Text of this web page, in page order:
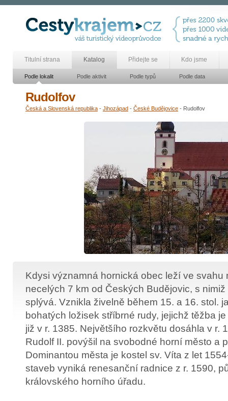
Titulní strana Katalog Přidejte se Kdo jsme
Podle lokalit Podle aktivit Podle typů Podle data
Rudolfov
Česká a Slovenská republika - Jihozápad - České Budějovice - Rudolfov
Kdysi významná hornická obec leží ve svahu
necelých 7 km od Českých Budějovic, s
splývá. Vznikla živelně během 15. a 16. stol.
bohatých ložisek stříbrné rudy, jejichž těžba
již v r. 1385. Největšího rozkvětu dosáhla v r.
Rudolf II. povýšil na svobodné horní město a
Dominantou města je kostel sv. Víta z let
staveb vyniká renesanční radnice z r. 1590,
královského horního úřadu.